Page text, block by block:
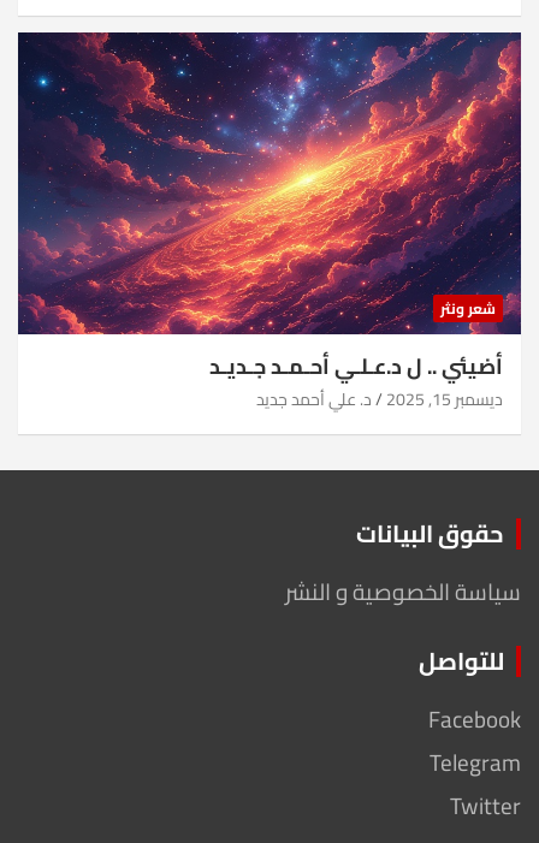
شعر ونثر
أضيئي .. ل د.عـلـي أحـمـد جـديـد
ديسمبر 15, 2025 د. علي أحمد جديد
حقوق البيانات
سياسة الخصوصية و النشر
للتواصل
Facebook
Telegram
Twitter